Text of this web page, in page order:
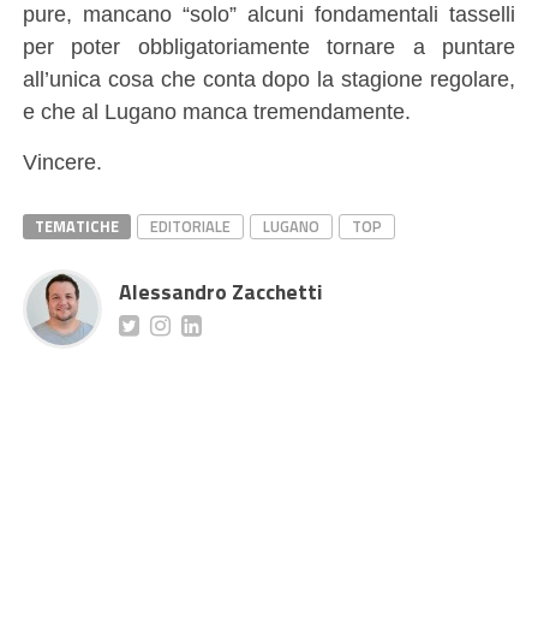
pure, mancano “solo” alcuni fondamentali tasselli
per poter obbligatoriamente tornare a puntare
all’unica cosa che conta dopo la stagione regolare,
e che al Lugano manca tremendamente.
Vincere.
TEMATICHE EDITORIALE LUGANO TOP
Alessandro Zacchetti